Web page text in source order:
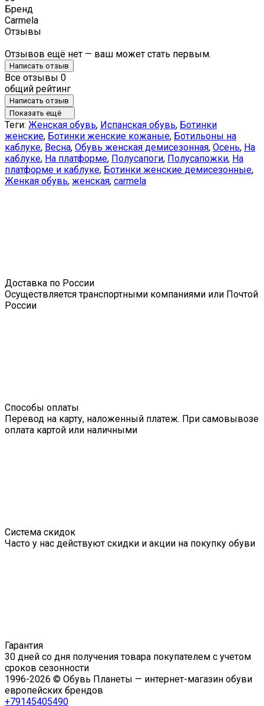
Бренд
Carmela
Отзывы
Отзывов ещё нет — ваш может стать первым.
Написать отзыв
Все отзывы 0
общий рейтинг
Написать отзыв
Показать ещё
Теги: Женская обувь, Испанская обувь, Ботинки
женские, Ботинки женские кожаные, Ботильоны на
каблуке, Весна, Обувь женская демисезонная, Осень, На
каблуке, На платформе, Полусапоги, Полусапожки, На
платформе и каблуке, Ботинки женские демисезонные,
Женкая обувь, женская, carmela
Доставка по России
Осуществляется транспортными компаниями или Почтой
России
Способы оплаты
Перевод на карту, наложенный платеж. При самовывозе
оплата картой или наличными
Система скидок
Часто у нас действуют скидки и акции на покупку обуви
Гарантия
30 дней со дня получения товара покупателем с учетом
сроков сезонности
1996-2026 © Обувь Планеты — интернет-магазин обуви
европейских брендов
+79145405490